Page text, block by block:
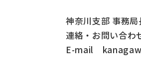
神奈川支部 事務
連絡・お問い合わ
E-mail